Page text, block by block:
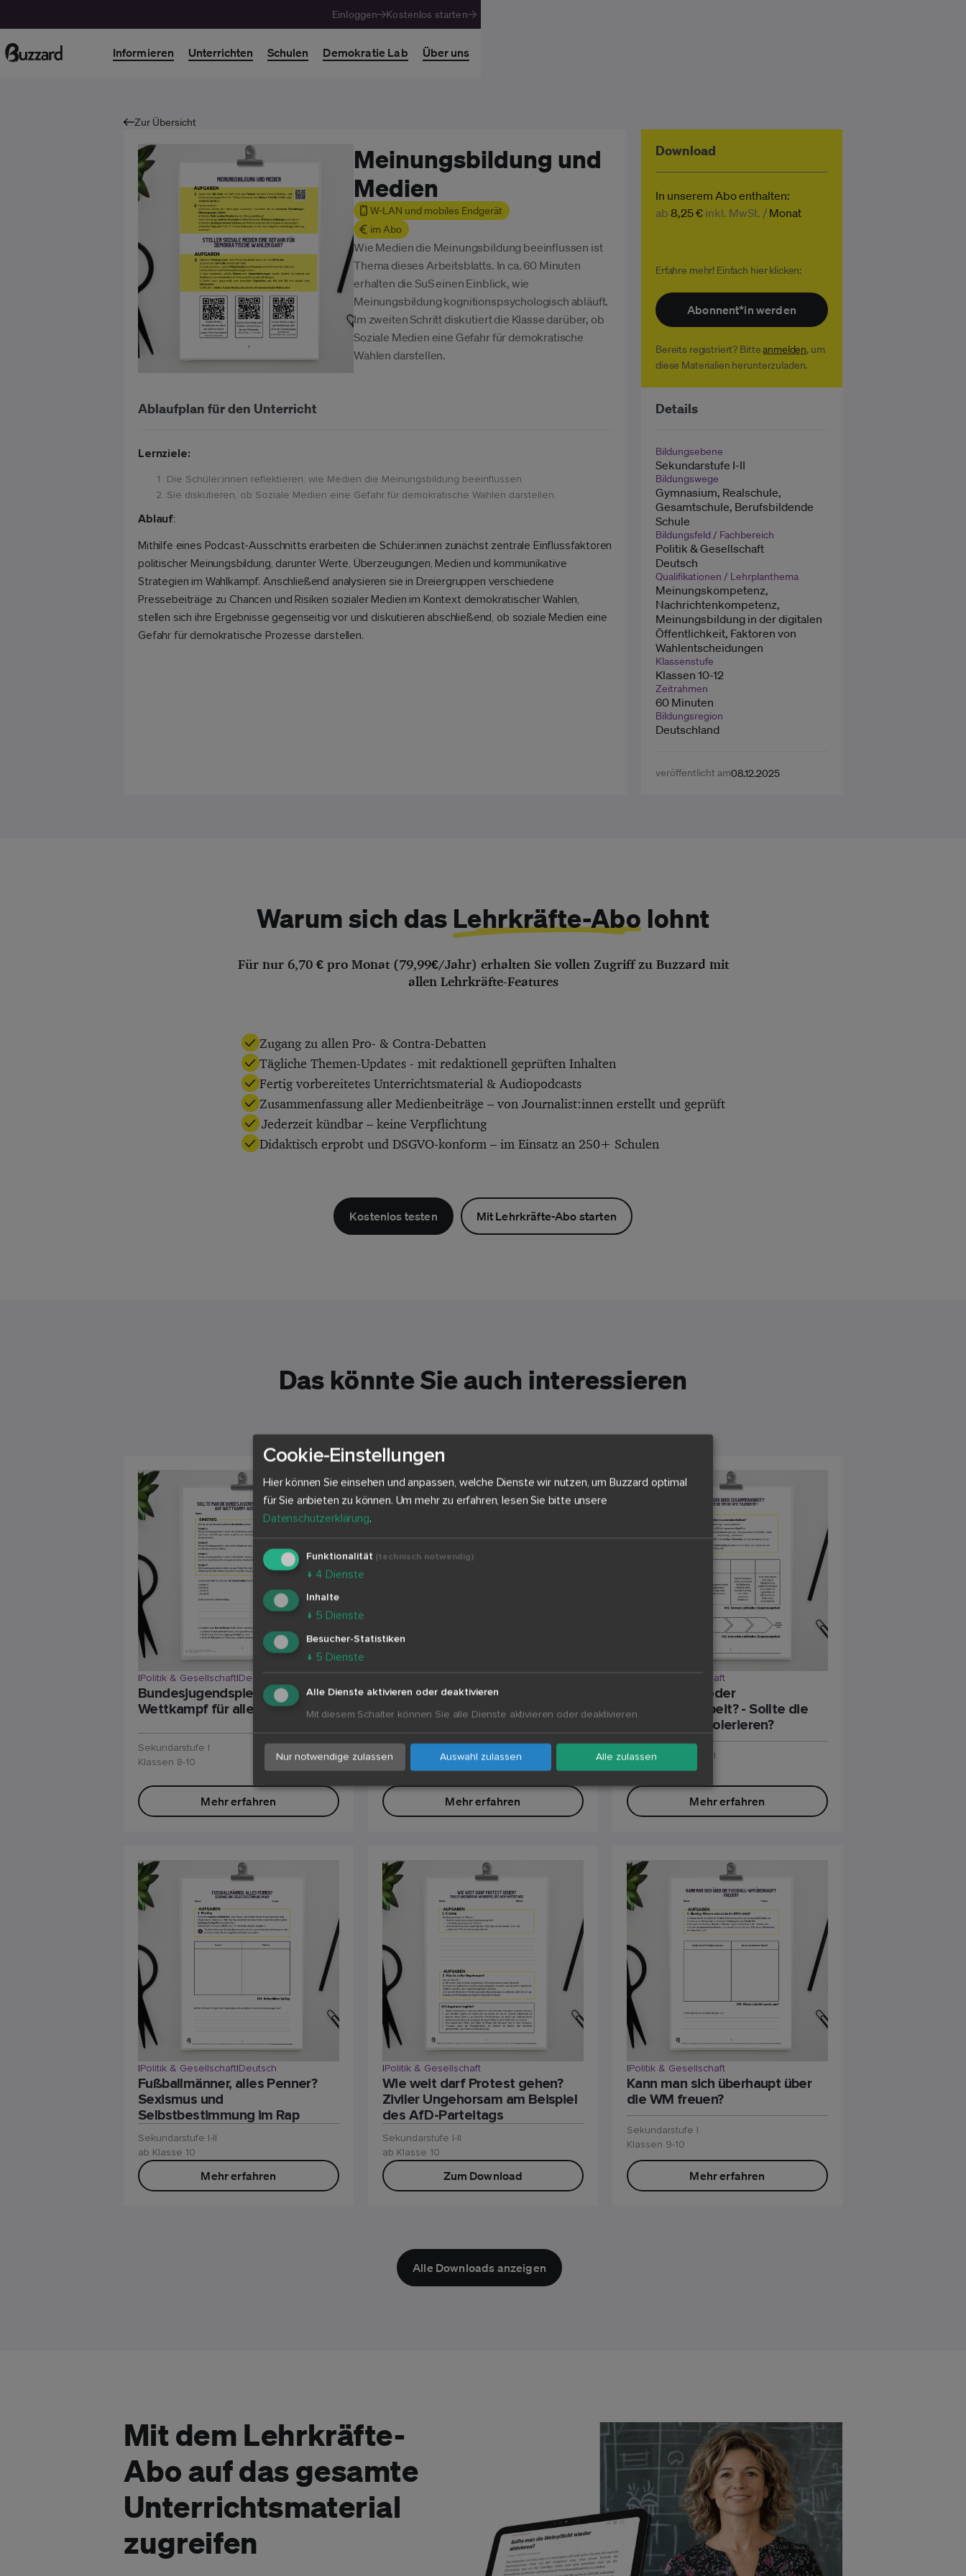
Einloggen Kostenlos starten
Informieren Unterrichten Schulen Demokratie Lab Über uns
Zur Übersicht
Meinungsbildung und
Medien
W-LAN und mobiles Endgerät
im Abo
Wie Medien die Meinungsbildung beeinflussen ist
Thema dieses Arbeitsblatts. In ca. 60 Minuten
erhalten die SuS einen Einblick, wie
Meinungsbildung kognitionspsychologisch abläuft.
Im zweiten Schritt diskutiert die Klasse darüber, ob
Soziale Medien eine Gefahr für demokratische
Wahlen darstellen.
Download
In unserem Abo enthalten:
ab 8,25 € inkl. MwSt. / Monat
Erfahre mehr! Einfach hier klicken:
Abonnent*in werden
Bereits registriert? Bitteanmelden, um
diese Materialien herunterzuladen.
Ablaufplan für den Unterricht
Lernziele:
Die Schüler:innen reflektieren, wie Medien die Meinungsbildung beeinflussen.
Sie diskutieren, ob Soziale Medien eine Gefahr für demokratische Wahlen darstellen.
Ablauf:
Mithilfe eines Podcast-Ausschnitts erarbeiten die Schüler:innen zunächst zentrale Einflussfaktoren
politischer Meinungsbildung, darunter Werte, Überzeugungen, Medien und kommunikative
Strategien im Wahlkampf. Anschließend analysieren sie in Dreiergruppen verschiedene
Pressebeiträge zu Chancen und Risiken sozialer Medien im Kontext demokratischer Wahlen,
stellen sich ihre Ergebnisse gegenseitig vor und diskutieren abschließend, ob soziale Medien eine
Gefahr für demokratische Prozesse darstellen.
Details
Bildungsebene
Sekundarstufe I-II
Bildungswege
Gymnasium, Realschule,
Gesamtschule, Berufsbildende
Schule
Bildungsfeld / Fachbereich
Politik & Gesellschaft
Deutsch
Qualifikationen / Lehrplanthema
Meinungskompetenz,
Nachrichtenkompetenz,
Meinungsbildung in der digitalen
Öffentlichkeit, Faktoren von
Wahlentscheidungen
Klassenstufe
Klassen 10-12
Zeitrahmen
60 Minuten
Bildungsregion
Deutschland
veröffentlicht am08.12.2025
Warum sich das Lehrkräfte-Abo lohnt
Für nur 6,70 € pro Monat (79,99€/Jahr) erhalten Sie vollen Zugriff zu Buzzard mit
allen Lehrkräfte-Features
Zugang zu allen Pro- & Contra-Debatten
Tägliche Themen-Updates - mit redaktionell geprüften Inhalten
Fertig vorbereitetes Unterrichtsmaterial & Audiopodcasts
Zusammenfassung aller Medienbeiträge – von Journalist:innen erstellt und geprüft
Jederzeit kündbar – keine Verpflichtung
Didaktisch erprobt und DSGVO-konform – im Einsatz an 250+ Schulen
Kostenlos testen Mit Lehrkräfte-Abo starten
Das könnte Sie auch interessieren
|Politik & Gesellschaft|Deutsch
Bundesjugendspiele:
Wettkampf für alle?
Sekundarstufe I
Klassen 8-10
Mehr erfahren
Lackaffe, Lügenfritze, Pinocchio:
Sollte man Beleidigungen
besonders bestrafen?
Sekundarstufe I - II
Mehr erfahren
Politik & Gesellschaft
Brandmauer oder
Zusammenarbeit? - Sollte die
SPD die AfD tolerieren?
Sekundarstufe I & II
ab Klasse 10
Mehr erfahren
|Politik & Gesellschaft|Deutsch
Fußballmänner, alles Penner?
Sexismus und
Selbstbestimmung im Rap
Sekundarstufe I-II
ab Klasse 10
Mehr erfahren
|Politik & Gesellschaft
Wie weit darf Protest gehen?
Ziviler Ungehorsam am Beispiel
des AfD-Parteitags
Sekundarstufe I-II
ab Klasse 10
Zum Download
|Politik & Gesellschaft
Kann man sich überhaupt über
die WM freuen?
Sekundarstufe I
Klassen 9-10
Mehr erfahren
Alle Downloads anzeigen
Mit dem Lehrkräfte-
Abo auf das gesamte
Unterrichtsmaterial
zugreifen
Cookie-Einstellungen
Hier können Sie einsehen und anpassen, welche Dienste wir nutzen, um Buzzard optimal
für Sie anbieten zu können. Um mehr zu erfahren, lesen Sie bitte unsere
Datenschutzerklärung.
Funktionalität (technisch notwendig)
↓ 4 Dienste
Inhalte
↓ 5 Dienste
Besucher-Statistiken
↓ 5 Dienste
Alle Dienste aktivieren oder deaktivieren
Mit diesem Schalter können Sie alle Dienste aktivieren oder deaktivieren.
Nur notwendige zulassen Auswahl zulassen Alle zulassen